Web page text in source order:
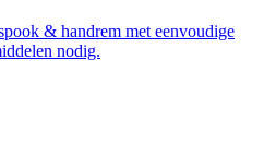
& handrem met eenvoudige
nodig.